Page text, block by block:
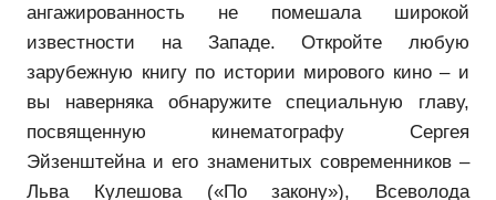
ангажированность не помешала широкой
известности на Западе. Откройте любую
зарубежную книгу по истории мирового кино – и
вы наверняка обнаружите специальную главу,
посвященную кинематографу Сергея
Эйзенштейна и его знаменитых современников –
Льва Кулешова («По закону»), Всеволода